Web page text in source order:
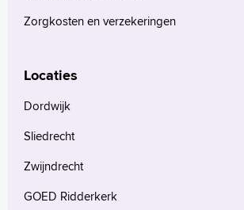
Zorgkosten en verzekeringen
Locaties
Dordwijk
Sliedrecht
Zwijndrecht
GOED Ridderkerk